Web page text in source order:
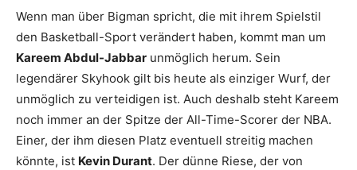
Wenn man über Bigman spricht, die mit ihrem Spielstil
den Basketball-Sport verändert haben, kommt man um
Kareem Abdul-Jabbar unmöglich herum. Sein
legendärer Skyhook gilt bis heute als einziger Wurf, der
unmöglich zu verteidigen ist. Auch deshalb steht Kareem
noch immer an der Spitze der All-Time-Scorer der NBA.
Einer, der ihm diesen Platz eventuell streitig machen
könnte, ist Kevin Durant. Der dünne Riese, der von